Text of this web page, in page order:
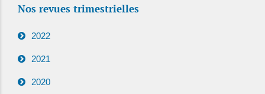
Nos revues trimestrielles
2022
2021
2020